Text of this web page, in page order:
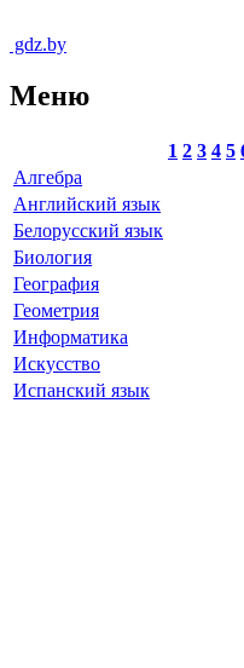
gdz.by
Меню
1 2 3 4 5
Алгебра
Английский язык
Белорусский язык
Биология
География
Геометрия
Информатика
Искусство
Испанский язык